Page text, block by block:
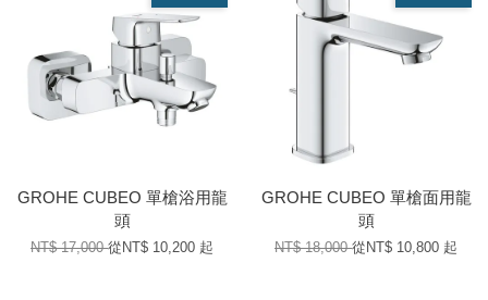
GROHE CUBEO 單槍浴用龍
頭
NT$ 17,000從NT$ 10,200 起
GROHE CUBEO 單槍面用龍
頭
NT$ 18,000從NT$ 10,800 起